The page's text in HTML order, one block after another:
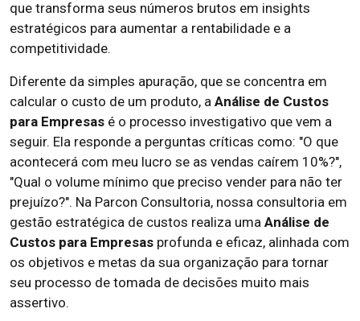
que transforma seus números brutos em insights
estratégicos para aumentar a rentabilidade e a
competitividade.
Diferente da simples apuração, que se concentra em
calcular o custo de um produto, a Análise de Custos
para Empresas é o processo investigativo que vem a
seguir. Ela responde a perguntas críticas como: "O que
acontecerá com meu lucro se as vendas caírem 10%?",
"Qual o volume mínimo que preciso vender para não ter
prejuízo?". Na Parcon Consultoria, nossa consultoria em
gestão estratégica de custos realiza uma Análise de
Custos para Empresas profunda e eficaz, alinhada com
os objetivos e metas da sua organização para tornar
seu processo de tomada de decisões muito mais
assertivo.